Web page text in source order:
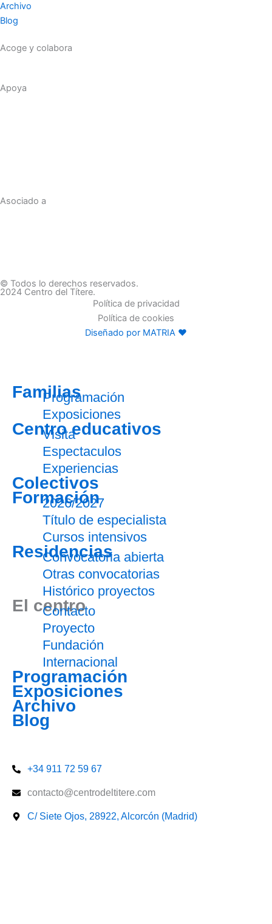
Archivo
Blog
Acoge y colabora
Apoya
Asociado a
© Todos lo derechos reservados.
2024 Centro del Títere.
Política de privacidad
Política de cookies
Diseñado por MATRIA ♥
Familias
Programación
Exposiciones
Centro educativos
Visita
Espectaculos
Experiencias
Colectivos
Formación
2026/2027
Título de especialista
Cursos intensivos
Residencias
Convocatoria abierta
Otras convocatorias
Histórico proyectos
El centro
Contacto
Proyecto
Fundación
Internacional
Programación
Exposiciones
Archivo
Blog
+34 911 72 59 67
contacto@centrodeltitere.com
C/ Siete Ojos, 28922, Alcorcón (Madrid)